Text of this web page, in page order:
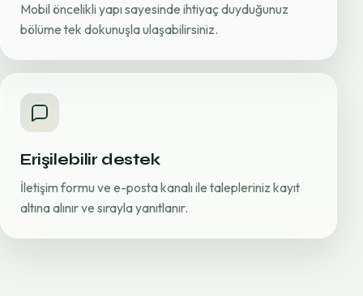
Mobil öncelikli yapı sayesinde ihtiyaç duyduğunuz
bölüme tek dokunuşla ulaşabilirsiniz.
Erişilebilir destek
İletişim formu ve e-posta kanalı ile talepleriniz kayıt
altına alınır ve sırayla yanıtlanır.